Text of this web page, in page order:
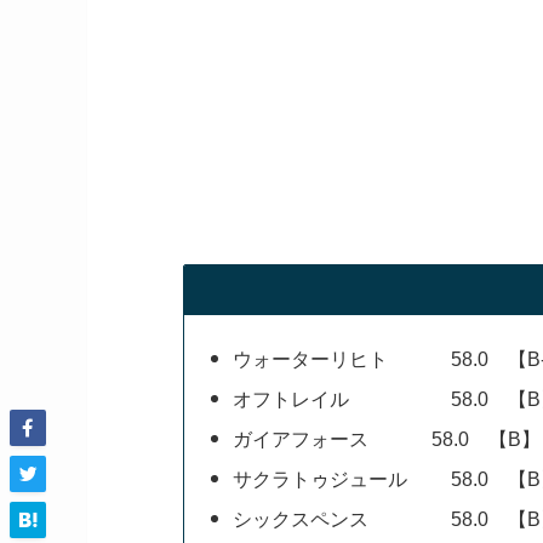
ウォーターリヒト 58.0 【B-
オフトレイル 58.0 【B
ガイアフォース 58.0 【B
サクラトゥジュール 58.0 【B
シックスペンス 58.0 【B